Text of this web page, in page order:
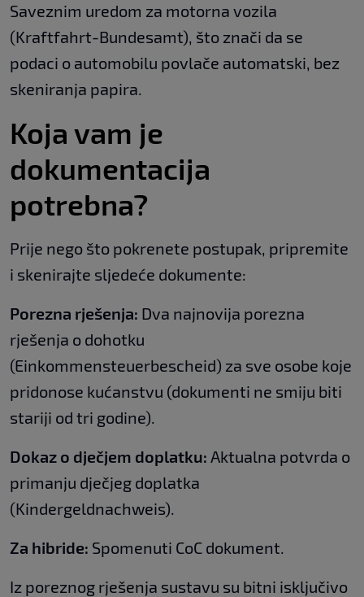
Saveznim uredom za motorna vozila
(Kraftfahrt-Bundesamt), što znači da se
podaci o automobilu povlače automatski, bez
skeniranja papira.
Koja vam je
dokumentacija
potrebna?
Prije nego što pokrenete postupak, pripremite
i skenirajte sljedeće dokumente:
Porezna rješenja: Dva najnovija porezna
rješenja o dohotku
(Einkommensteuerbescheid) za sve osobe koje
pridonose kućanstvu (dokumenti ne smiju biti
stariji od tri godine).
Dokaz o dječjem doplatku: Aktualna potvrda o
primanju dječjeg doplatka
(Kindergeldnachweis).
Za hibride: Spomenuti CoC dokument.
Iz poreznog rješenja sustavu su bitni isključivo